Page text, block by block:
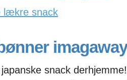
lækre snack
snack